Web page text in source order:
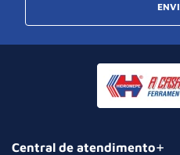
Central de atendimento